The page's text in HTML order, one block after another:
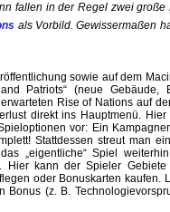
fallen in der Regel zwei
als Vorbild. Gewissermaßen
sowie auf dem
Patriots“ (neue Gebäude,
Rise of Nations auf
direkt ins Hauptmenü.
vor: Ein
Stattdessen streut man
„eigentliche“ Spiel
kann der Spieler Gebiete
oder Bonuskarten kaufen.
(z. B.